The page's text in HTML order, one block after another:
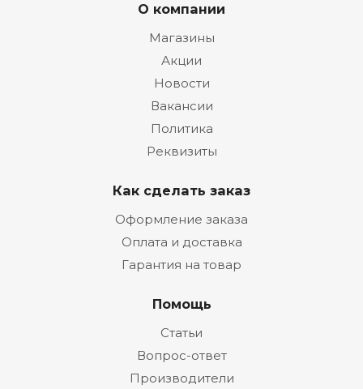
О компании
Магазины
Акции
Новости
Вакансии
Политика
Реквизиты
Как сделать заказ
Оформление заказа
Оплата и доставка
Гарантия на товар
Помощь
Статьи
Вопрос-ответ
Производители